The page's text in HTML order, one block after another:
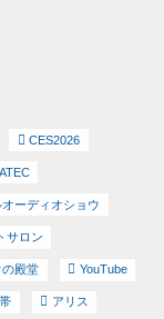
CES2026
ーディオショウ
サロン
の殿堂 YouTube
アリス